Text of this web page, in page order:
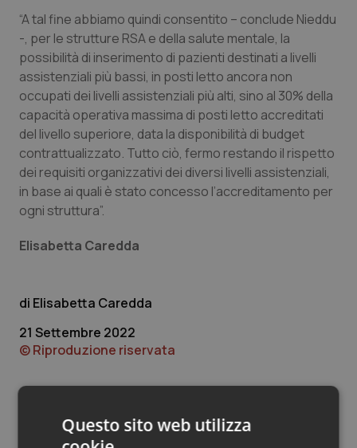
Toscana
Umbria
Valle D’Aosta
Veneto
Obesità
Oftalmologia
Oncodermatologia
Oncoematologia
Oncologia & Nutrizione
Psoriasi & pelle
Quotidiano Chirurgia
Quotidiano Oncologia
Quotidiano Pediatria
Rene & patologie urogenitali
“A tal fine abbiamo quindi consentito – conclude Nieddu
-, per le strutture RSA e della salute mentale, la
possibilità di inserimento di pazienti destinati a livelli
assistenziali più bassi, in posti letto ancora non
occupati dei livelli assistenziali più alti, sino al 30% della
capacità operativa massima di posti letto accreditati
del livello superiore, data la disponibilità di budget
contrattualizzato. Tutto ciò, fermo restando il rispetto
dei requisiti organizzativi dei diversi livelli assistenziali,
in base ai quali è stato concesso l’accreditamento per
ogni struttura”.
Elisabetta Caredda
Elisabetta Caredda
21 Settembre 2022
© Riproduzione riservata
Questo sito web utilizza